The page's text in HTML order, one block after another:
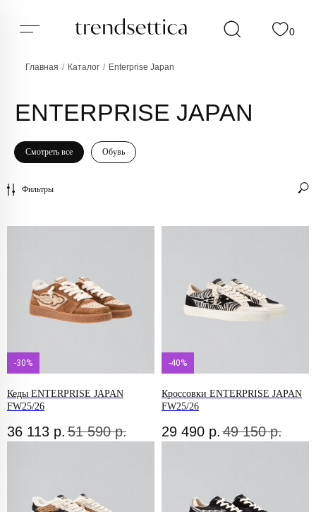
Главная / Каталог / Enterprise Japan
Смотреть все Обувь
Фильтры
-30%
Кеды ENTERPRISE JAPAN
FW25/26
36 113 р. 51 590 р.
-40%
Кроссовки ENTERPRISE JAPAN
FW25/26
29 490 р. 49 150 р.